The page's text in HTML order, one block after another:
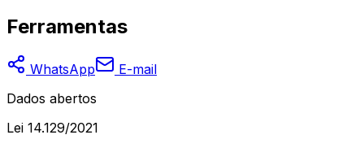
Ferramentas
WhatsApp
E-mail
Dados abertos
Lei 14.129/2021